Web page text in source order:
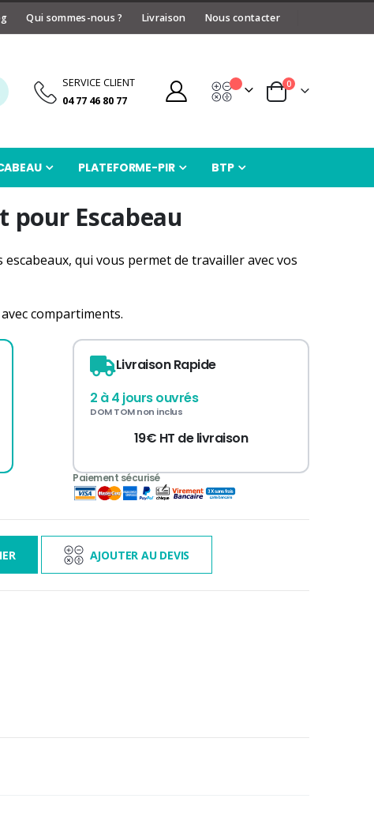
Qui sommes-nous ? Livraison Nous contacter
SERVICE CLIENT
04 77 46 80 77
Panier
0articles
Devis
PLATEFORME-PIR BTP
pour Escabeau
qui vous permet de travailler avec vos
compartiments.
à 3 000€ TTC
Livraison Rapide
2 à 4 jours ouvrés
DOM TOM non inclus
19€ HT de livraison
AJOUTER AU DEVIS